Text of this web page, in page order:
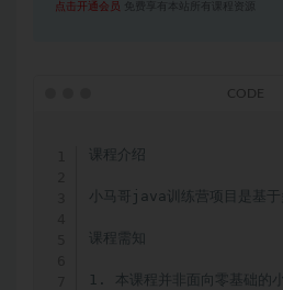
点击开通会员 免费享有本站所有课程资源
课程介绍
小马哥java训练营项目是基于
课程需知
1. 本课程并非面向零基础的